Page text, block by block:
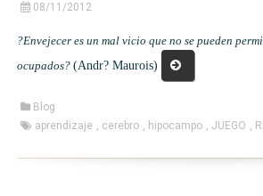
08/11/2012
?Envejecer es un mal vicio que no se pueden
ocupados?(Andr? Maurois)
«Las
7
de
cerebro
Blog
aprendizaje , cerebro , hipocampo ,JUEGO ,